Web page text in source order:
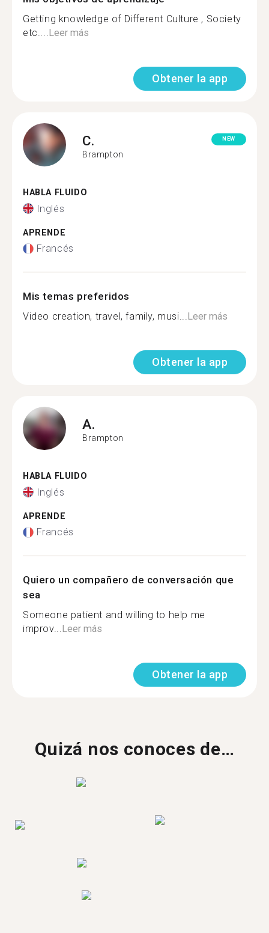
Getting knowledge of Different Culture , Society
etc....Leer más
Obtener la app
C.
Brampton
NEW
HABLA FLUIDO
Inglés
APRENDE
Francés
Mis temas preferidos
Video creation, travel, family, musi...Leer más
Obtener la app
A.
Brampton
HABLA FLUIDO
Inglés
APRENDE
Francés
Quiero un compañero de conversación que
sea
Someone patient and willing to help me
improv...Leer más
Obtener la app
Quizá nos conoces de…